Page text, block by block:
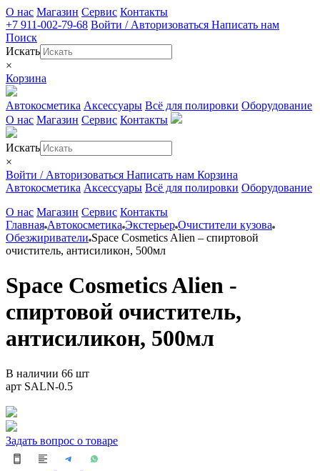
О нас Магазин Сервис Контакты
+7 911-002-79-68 Войти / Авторизоваться Написать нам
Поиск
Искать
×
Корзина
Автокосметика Аксессуары Всё для полировки Оборудование
О нас Магазин Сервис Контакты
Искать
×
Войти / Авторизоваться Написать нам Корзина
Автокосметика Аксессуары Всё для полировки Оборудование
О нас Магазин Сервис Контакты
Главная Автокосметика Экстерьер Очистители кузова
Обезжириватели Space Cosmetics Alien – спиртовой
очиститель, антисиликон, 500мл
Space Cosmetics Alien -
спиртовой очиститель,
антисиликон, 500мл
В наличии 66 шт
арт SALN-0.5
Задать вопрос о товаре